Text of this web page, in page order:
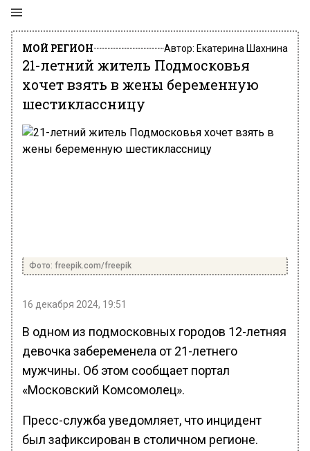
МОЙ РЕГИОН Автор: Екатерина Шахнина
21-летний житель Подмосковья
хочет взять в жены беременную
шестиклассницу
Фото: freepik.com/freepik
16 декабря 2024, 19:51
В одном из подмосковных городов 12-летняя
девочка забеременела от 21-летнего
мужчины. Об этом сообщает портал
«Московский Комсомолец».
Пресс-служба уведомляет, что инцидент
был зафиксирован в столичном регионе.